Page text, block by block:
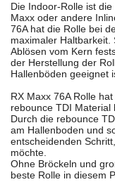
Die Indoor-Rolle ist
Maxx oder andere
76A hat die Rolle bei
maximaler Haltbarkeit.
Ablösen vom Kern
der Herstellung der
Hallenböden geeignet
RX Maxx 76A Rolle
rebounce TDI Material
Durch die rebounce
am Hallenboden und
entscheidenden
möchte.
Ohne Bröckeln und
beste Rolle in diesem